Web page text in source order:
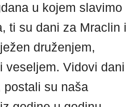
u kojem slavimo
ti su dani za Mraclin i
druženjem,
veseljem. Vidovi dani
postali su naša